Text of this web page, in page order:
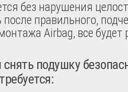
без нарушения
после правильного,
Airbag, все будет
подушку